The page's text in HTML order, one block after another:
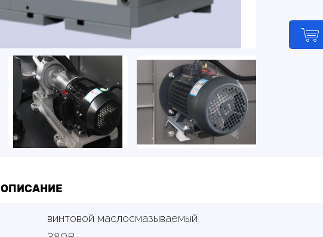
ОПИСАНИЕ
винтовой маслосмазываемый